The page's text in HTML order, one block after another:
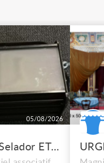
05/08/2026
12x Lustr Selador ETC Led 7x colors filtres